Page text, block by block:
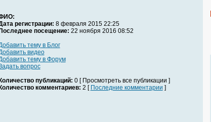
регистрации: 8 февраля 2015 22:25
Последнее посещение: 22 ноября 2016 08:52
тему в Блог
видео
тему в Форум
вопрос
Количество публикаций: 0 [ Просмотреть все публикации ]
Количество комментариев: 2 [ Последние комментарии ]